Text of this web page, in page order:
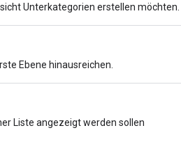
Unterkategorien erstellen möchten.
Ebene hinausreichen.
Liste angezeigt werden sollen